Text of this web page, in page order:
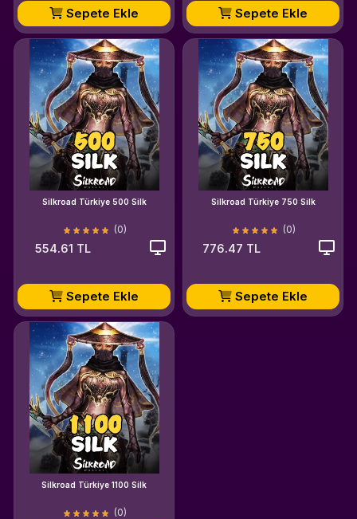
Sepete Ekle Sepete Ekle
Silkroad Türkiye 500 Silk
(0)
554.61 TL
Sepete Ekle
Silkroad Türkiye 750 Silk
(0)
776.47 TL
Sepete Ekle
Silkroad Türkiye 1100 Silk
(0)